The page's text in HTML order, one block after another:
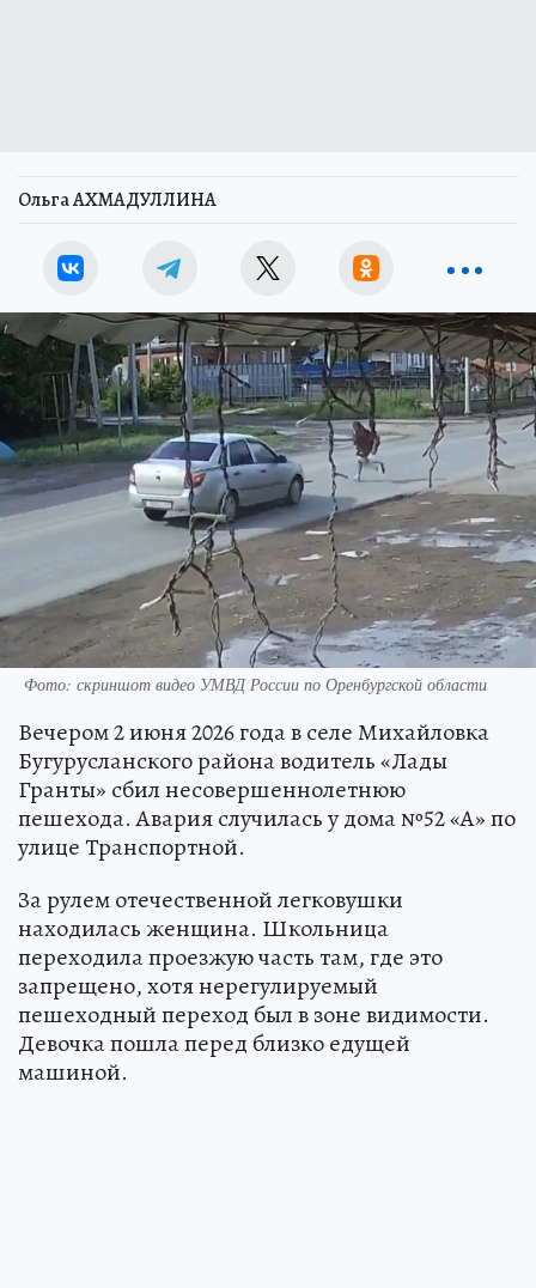
Ольга АХМАДУЛЛИНА
Фото: скриншот видео УМВД России по Оренбургской области
Вечером 2 июня 2026 года в селе Михайловка
Бугурусланского района водитель «Лады
Гранты» сбил несовершеннолетнюю
пешехода. Авария случилась у дома №52 «А» по
улице Транспортной.
За рулем отечественной легковушки
находилась женщина. Школьница
переходила проезжую часть там, где это
запрещено, хотя нерегулируемый
пешеходный переход был в зоне видимости.
Девочка пошла перед близко едущей
машиной.